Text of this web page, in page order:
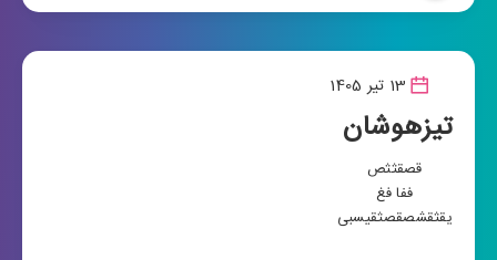
13 تیر 1405
تیزهوشان
قصقثثص
ففا فغ
یقثقشصقصثقیسبی